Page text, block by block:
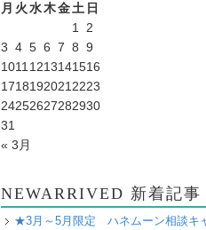
月 火水木金土 日
1
2
3 4 5 6 7 8 9
1011 1213141516
1718192021 2223
24252627282930
31
« 3月
NEWARRIVED 新着記事
★3月～5月限定 ハネムーン相談キ